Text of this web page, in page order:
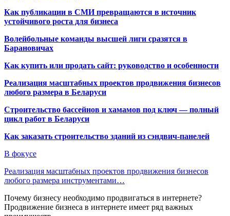
Как публикации в СМИ превращаются в источник
устойчивого роста для бизнеса
Волейбольные команды высшей лиги сразятся в
Барановичах
Как купить или продать сайт: руководство и особенности
Реализация масштабных проектов продвижения бизнесов
любого размера в Беларуси
Строительство бассейнов и хамамов под ключ — полный
цикл работ в Беларуси
Как заказать строительство зданий из сэндвич-панелей
В фокусе
Реализация масштабных проектов продвижения бизнесов
любого размера инструментами…
Почему бизнесу необходимо продвигаться в интернете?
Продвижение бизнеса в интернете имеет ряд важных